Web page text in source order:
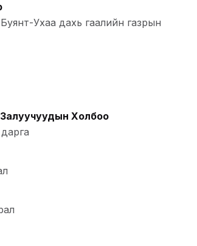
Ухаа дахь гаалийн газрын
Холбоо